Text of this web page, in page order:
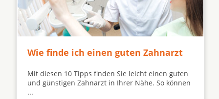
Wie finde ich einen guten Zahnarzt
Mit diesen 10 Tipps finden Sie leicht einen guten
und günstigen Zahnarzt in Ihrer Nähe. So können
...